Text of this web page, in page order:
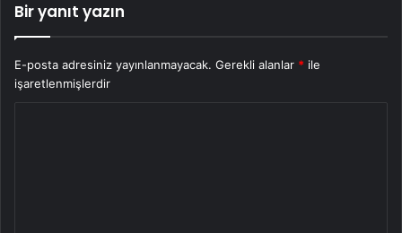
Bir yanıt yazın
E-posta adresiniz yayınlanmayacak. Gerekli alanlar * ile
işaretlenmişlerdir